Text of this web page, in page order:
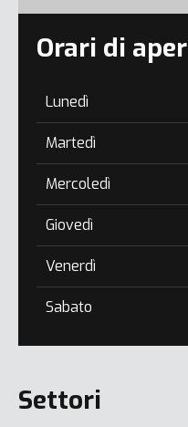
Orari di
Lunedì
Martedì
Mercoledì
Giovedì
Venerdì
Sabato
Settori